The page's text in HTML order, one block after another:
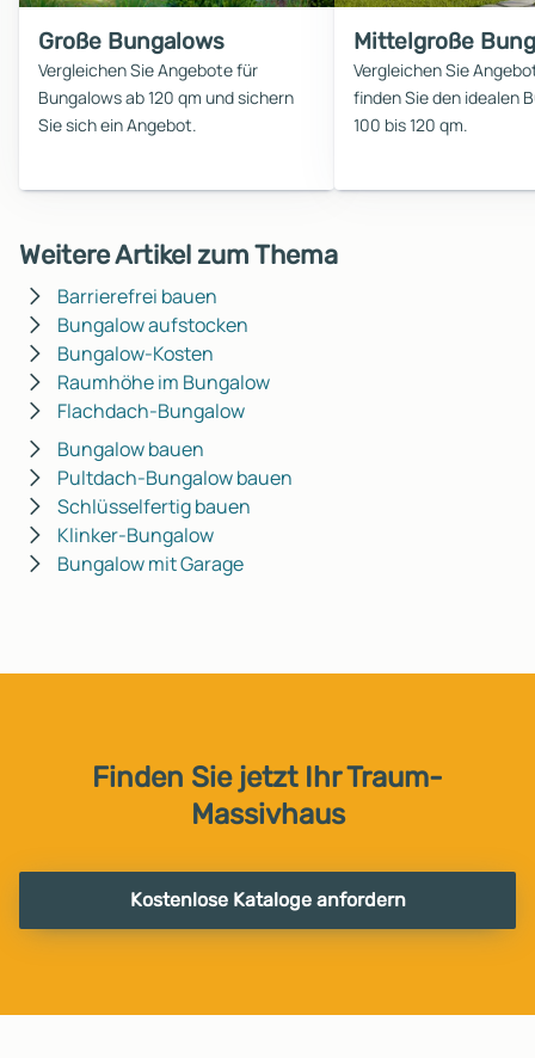
Große Bungalows
Vergleichen Sie Angebote für
Bungalows ab 120 qm und sichern
Sie sich ein Angebot.
Mittelgroße
Vergleichen Sie
finden Sie den idealen
100 bis 120 qm.
Weitere Artikel zum Thema
Barrierefrei bauen
Bungalow aufstocken
Bungalow-Kosten
Raumhöhe im Bungalow
Flachdach-Bungalow
Bungalow bauen
Pultdach-Bungalow bauen
Schlüsselfertig bauen
Klinker-Bungalow
Bungalow mit Garage
Finden Sie jetzt Ihr Traum-
Massivhaus
Kostenlose Kataloge anfordern